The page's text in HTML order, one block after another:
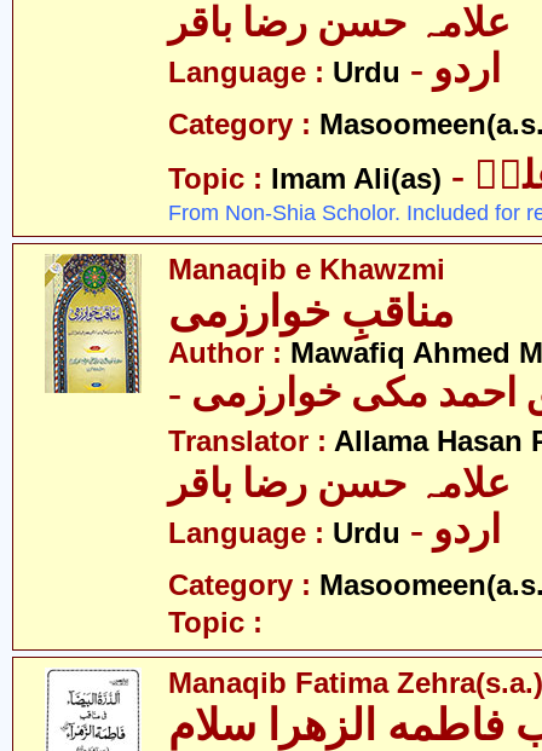
علامہ حسن رضا باقر
Language : Urdu - اردو
Category :
Topic : Imam Ali(as)
From Non-Shia Scholor. Included for
Manaqib e Khawzmi
مناقبِ خوارزمی
Author : Mawafiq Ahmed
احمد مکی خوارزمی
Translator : Allama Hasan
علامہ حسن رضا باقر
Language : Urdu - اردو
Category :
Topic :
Manaqib Fatima Zehra(s.a.)
فاطمه الزھرا سلام